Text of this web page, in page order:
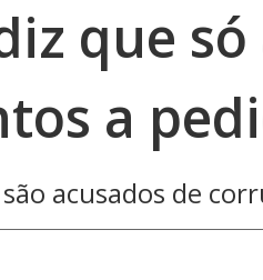
que só
a
acusados de